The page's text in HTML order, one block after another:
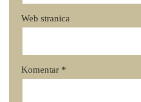
Web stranica
Komentar *